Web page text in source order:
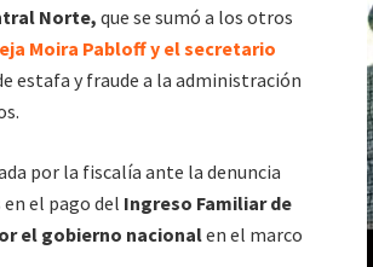
Norte, que se sumó a los otros
Moira Pabloff y el secretario
estafa y fraude a la administración
por la fiscalía ante la denuncia
el pago del Ingreso Familiar de
el gobierno nacionalen el marco